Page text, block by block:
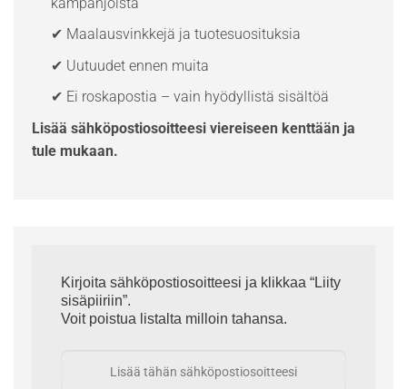
✔ Maalausvinkkejä ja tuotesuosituksia
✔ Uutuudet ennen muita
✔ Ei roskapostia – vain hyödyllistä sisältöä
Lisää sähköpostiosoitteesi viereiseen kenttään ja
tule mukaan.
Kirjoita sähköpostiosoitteesi ja klikkaa “Liity
sisäpiiriin”.
Voit poistua listalta milloin tahansa.